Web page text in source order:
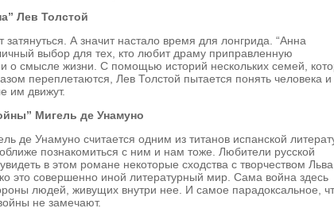
Лев Толстой
затянуться. А значит настало время для лонгрида. “Анна
выбор для тех, кто любит драму приправленную
о смысле жизни. С помощью историй нескольких семей,
переплетаются, Лев Толстой пытается понять человека и
им движут.
Мигель де Унамуно
де Унамуно считается одним из титанов испанской
познакомиться с ним и нам тоже. Любители русской
в этом романе некоторые сходства с творчеством Льва
это совершенно иной литературный мир. Сама война здесь
людей, живущих внутри нее. И самое парадоксальное,
не замечают.